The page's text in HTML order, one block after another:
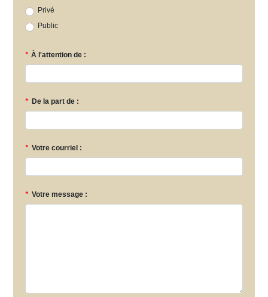
Privé
Public
* À l'attention de :
* De la part de :
* Votre courriel :
* Votre message :